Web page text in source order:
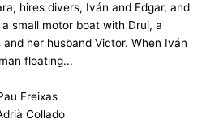
hires divers, Iván and Edgar, and
small motor boat with Drui, a
her husband Victor. When Iván
floating...
Freixas
Collado